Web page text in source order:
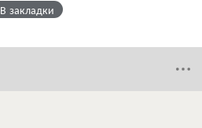
В закладки